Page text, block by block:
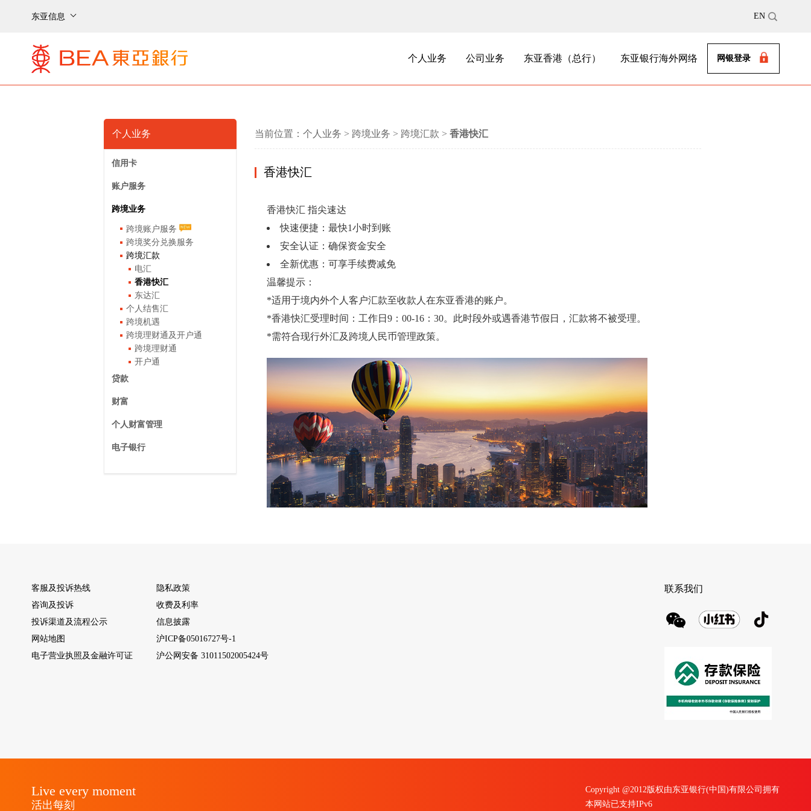
东亚信息 EN
个人业务 公司业务 东亚香港（总行） 东亚银行海外网络 网银登录
个人业务
信用卡
账户服务
跨境业务
跨境账户服务
跨境奖分兑换服务
跨境汇款
电汇
香港快汇
东达汇
个人结售汇
跨境机遇
跨境理财通及开户通
跨境理财通
开户通
贷款
财富
个人财富管理
电子银行
当前位置： 个人业务 > 跨境业务 > 跨境汇款 > 香港快汇
香港快汇
香港快汇 指尖速达
快速便捷： 最快1小时到账
安全认证：确保资金安全
全新优惠：可享手续费减免
温馨提示：
*适用于境内外个人客户汇款至收款人在东亚香港的账户。
*香港快汇受理时间 ：工作日9：00-16：30。此时段外或遇香港节假日，汇款将不被受理。
*需符合现行外汇及跨境人民币管理政策。
客服及投诉热线
咨询及投诉
投诉渠道及流程公示
网站地图
电子营业执照及金融许可证
隐私政策
收费及利率
信息披露
沪ICP备05016727号-1
沪公网安备 31011502005424号
联系我们
Live every moment
活出每刻
Copyright @2012版权由东亚银行(中国)有限公司拥有
本网站已支持IPv6